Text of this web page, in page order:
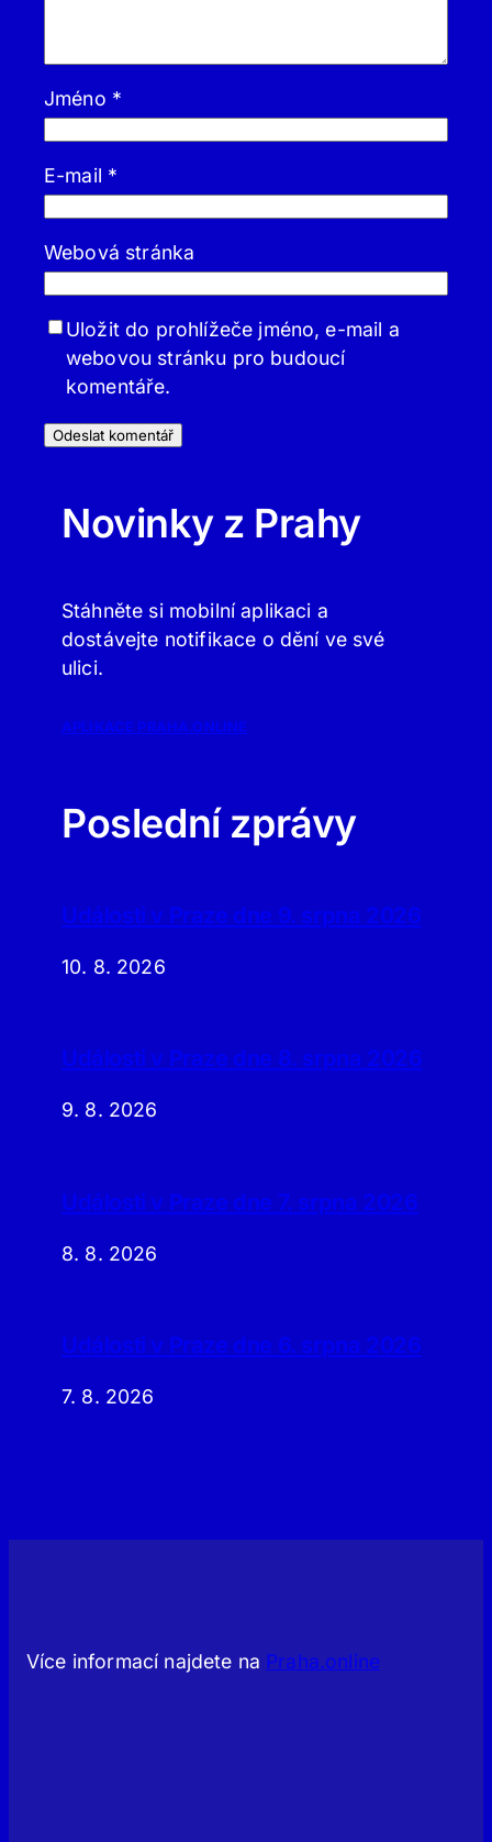
Jméno *
E-mail *
Webová stránka
Uložit do prohlížeče jméno, e-mail a
webovou stránku pro budoucí
komentáře.
Novinky z Prahy
Stáhněte si mobilní aplikaci a
dostávejte notifikace o dění ve své
ulici.
APLIKACE PRAHA.ONLINE
Poslední zprávy
Události v Praze dne 9. srpna 2026
10. 8. 2026
Události v Praze dne 8. srpna 2026
9. 8. 2026
Události v Praze dne 7. srpna 2026
8. 8. 2026
Události v Praze dne 6. srpna 2026
7. 8. 2026
Více informací najdete na Praha.online